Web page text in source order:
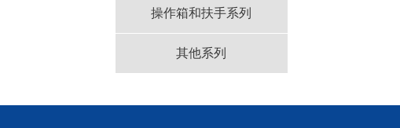
操作箱和扶手系列
其他系列